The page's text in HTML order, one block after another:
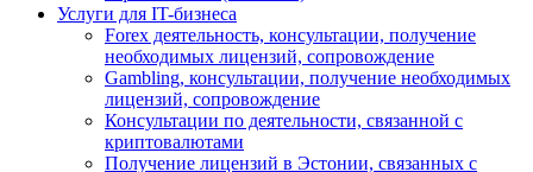
Услуги для IT-бизнеса
Forex деятельность, консультации, получение
необходимых лицензий, сопровождение
Gambling, консультации, получение необходимых
лицензий, сопровождение
Консультации по деятельности, связанной с
криптовалютами
Получение лицензий в Эстонии, связанных с